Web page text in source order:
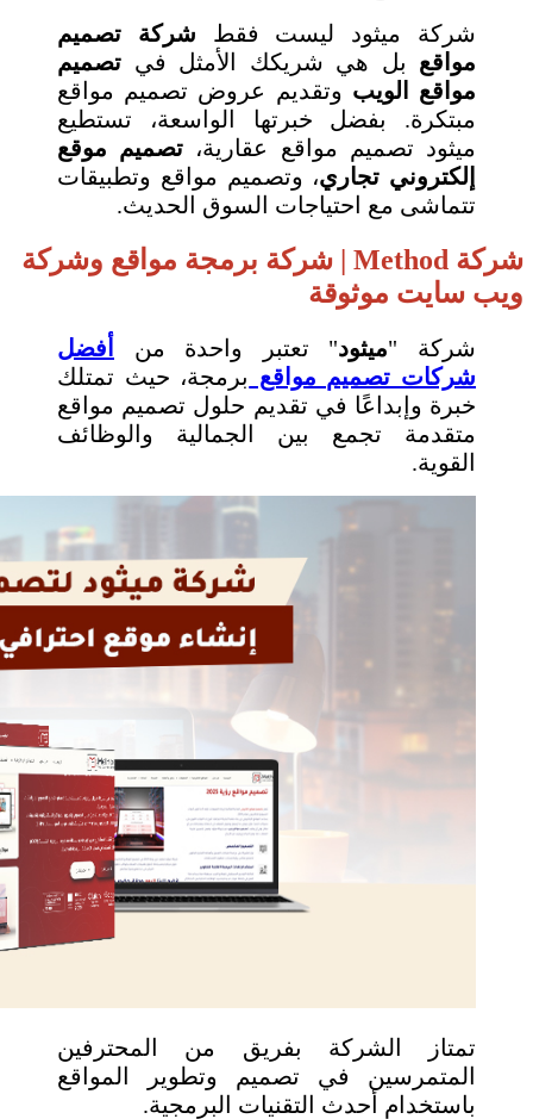
شركة ميثود ليست فقط شركة تصميم
مواقع بل هي شريكك الأمثل في تصميم
مواقع الويب وتقديم عروض تصميم مواقع
مبتكرة. بفضل خبرتها الواسعة، تستطيع
ميثود تصميم مواقع عقارية، تصميم موقع
إلكتروني تجاري، وتصميم مواقع وتطبيقات
تتماشى مع احتياجات السوق الحديث.
شركة Method | شركة برمجة مواقع وشركة
ويب سايت موثوقة
شركة "ميثود" تعتبر واحدة من
أفضل
شركات تصميم مواقع برمجة، حيث تمتلك
خبرة وإبداعًا في تقديم حلول تصميم مواقع
متقدمة تجمع بين الجمالية والوظائف
القوية.
تمتاز الشركة بفريق من المحترفين
المتمرسين في تصميم وتطوير المواقع
باستخدام أحدث التقنيات البرمجية.